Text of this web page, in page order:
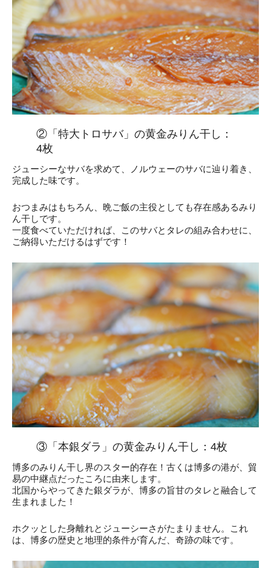
②「特大トロサバ」の黄金みりん干し：
4枚
ジューシーなサバを求めて、ノルウェーのサバに辿り着き、
完成した味です。
おつまみはもちろん、晩ご飯の主役としても存在感あるみり
ん干しです。
一度食べていただければ、このサバとタレの組み合わせに、
ご納得いただけるはずです！
③「本銀ダラ」の黄金みりん干し：4枚
博多のみりん干し界のスター的存在！古くは博多の港が、貿
易の中継点だったころに由来します。
北国からやってきた銀ダラが、博多の旨甘のタレと融合して
生まれました！
ホクッとした身離れとジューシーさがたまりません。これ
は、博多の歴史と地理的条件が育んだ、奇跡の味です。